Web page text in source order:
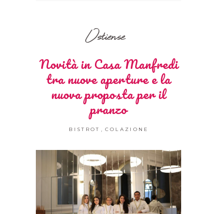
Ostiense
Novità in Casa Manfredi
tra nuove aperture e la
nuova proposta per il
pranzo
BISTROT COLAZIONE